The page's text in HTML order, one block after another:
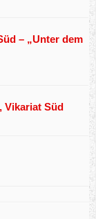
– „Unter dem
Vikariat Süd